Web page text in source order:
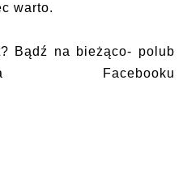
warto.
Bądź na bieżąco- polub
Facebooku